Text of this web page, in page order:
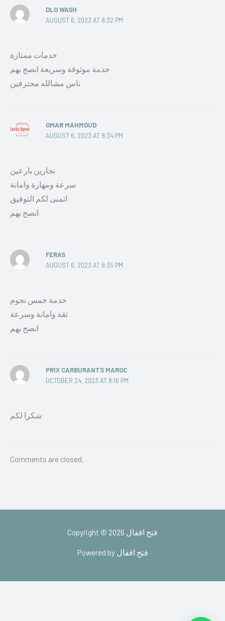
DLO WASH
AUGUST 6, 2023 AT 8:32 PM
خدمات ممتازة
خدمة موثوقة وسريعة انصح بهم
ناس مشالله محترفين
OMAR MAHMOUD
AUGUST 6, 2023 AT 8:34 PM
نجارين بارعين
سرعة ومهارة وامانة
اتمنى لكم التوفيق
انصح بهم
FERAS
AUGUST 6, 2023 AT 8:35 PM
خدمة خمس نجوم
ثقة وامانة وسرعة
انصح بهم
PRIX CARBURANTS MAROC
OCTOBER 24, 2023 AT 8:16 PM
شكرا لكم
Comments are closed.
Copyright © 2026 فتح اقفال
Powered by فتح اقفال